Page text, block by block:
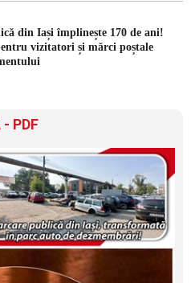
din Iași împlinește 170 de ani!
vizitatori și mărci poștale
PDF